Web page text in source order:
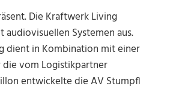
Die Kraftwerk Living
Systemen aus.
dient in Kombination mit einer
vom Logistikpartner
entwickelte die AV Stumpfl